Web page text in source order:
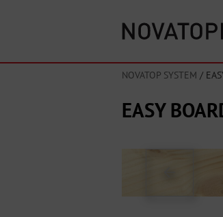
NOVATOP SYSTEM /
EASY